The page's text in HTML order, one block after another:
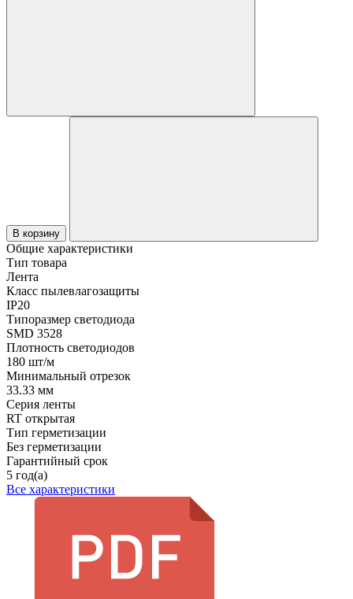
В корзину
Общие характеристики
Тип товара
Лента
Класс пылевлагозащиты
IP20
Типоразмер светодиода
SMD 3528
Плотность светодиодов
180 шт/м
Минимальный отрезок
33.33 мм
Серия ленты
RT открытая
Тип герметизации
Без герметизации
Гарантийный срок
5 год(а)
Все характеристики